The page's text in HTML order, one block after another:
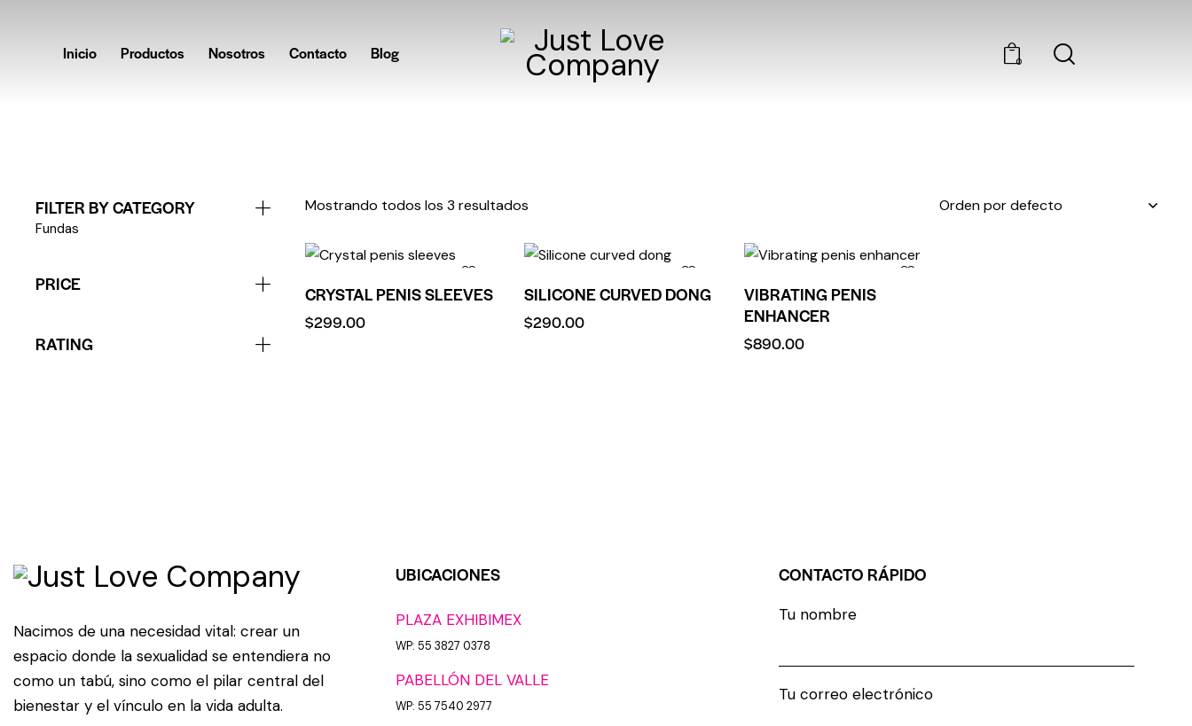
Inicio Productos Nosotros Contacto Blog 0
Mostrando todos los 3 resultados
CRYSTAL PENIS SLEEVES
$299.00
SILICONE CURVED DONG
$290.00
VIBRATING PENIS
ENHANCER
$890.00
FILTER BY CATEGORY
Fundas
PRICE
RATING
Nacimos de una necesidad vital: crear un
espacio donde la sexualidad se entendiera no
como un tabú, sino como el pilar central del
bienestar y el vínculo en la vida adulta.
UBICACIONES
PLAZA EXHIBIMEX
WP: 55 3827 0378
PABELLÓN DEL VALLE
WP: 55 7540 2977
CONTACTO RÁPIDO
Tu nombre
Tu correo electrónico